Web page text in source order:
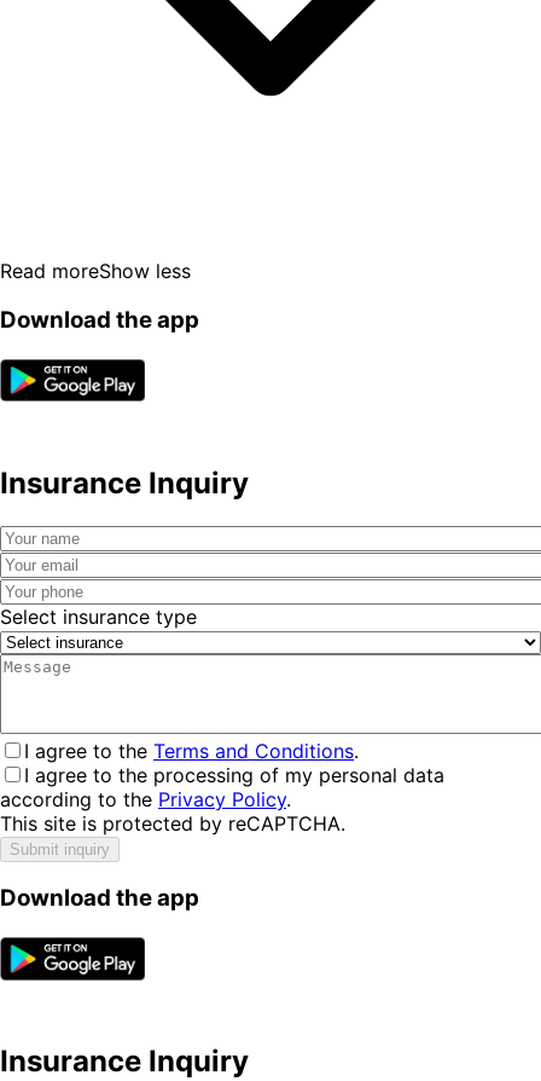
Read moreShow less
Download the app
Insurance Inquiry
Select insurance type
I agree to the Terms and Conditions.
I agree to the processing of my personal data
according to the Privacy Policy.
This site is protected by reCAPTCHA.
Submit inquiry
Download the app
Insurance Inquiry